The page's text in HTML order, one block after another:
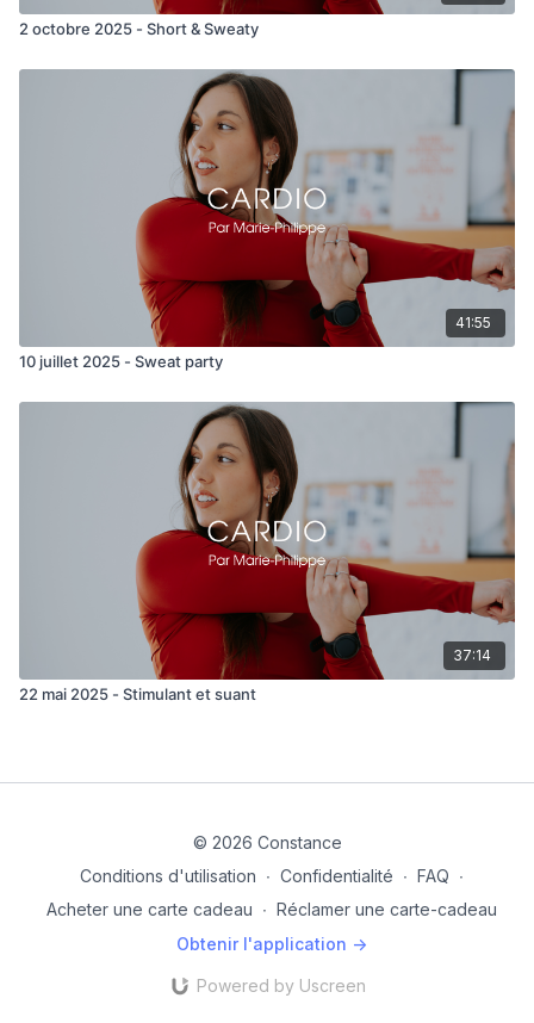
- Russian twists
2 octobre 2025 - Short & Sweaty
41:55
10 juillet 2025 - Sweat party
37:14
22 mai 2025 - Stimulant et suant
© 2026 Constance
Conditions d'utilisation ∙ Confidentialité ∙ FAQ ∙
Acheter une carte cadeau ∙ Réclamer une carte-cadeau
Obtenir l'application ->
Powered by Uscreen